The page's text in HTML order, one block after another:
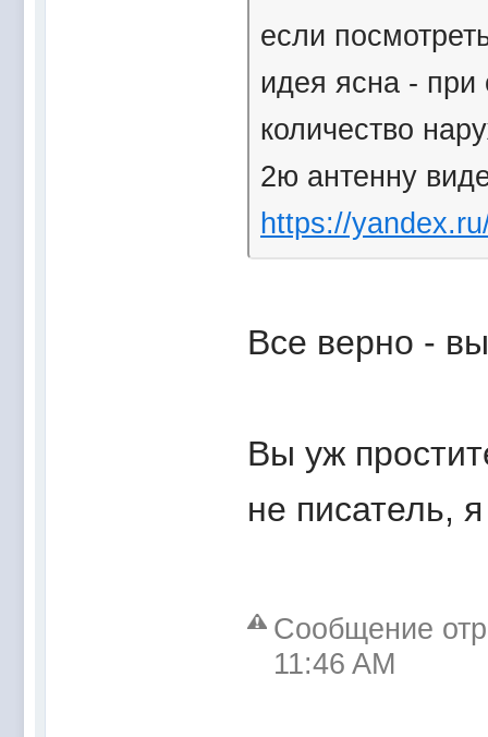
если
идея ясна - при
количество
2ю антенну
https://
Все верно -
Вы уж
не писатель,
Сообщение
11:46 AM